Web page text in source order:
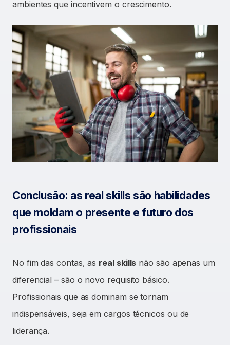
ambientes que incentivem o crescimento.
Conclusão: as real skills são habilidades
que moldam o presente e futuro dos
profissionais
No fim das contas, as real skills não são apenas um
diferencial – são o novo requisito básico.
Profissionais que as dominam se tornam
indispensáveis, seja em cargos técnicos ou de
liderança.